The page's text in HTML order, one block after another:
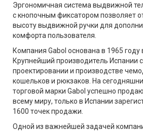
Эргономичная система выдвижной
с кнопочным фиксатором позволяет
высоту выдвижной ручки для
комфорта пользователя.
Компания Gabol основана в 1965 году
Крупнейший производитель Испании
проектировании и производстве
кошельков и рюкзаков. На
торговой марки Gabol успешно
всему миру, только в Испании
1600 точек продажи.
Одной из важнейшей задачей